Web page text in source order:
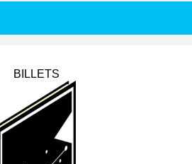
BILLETS